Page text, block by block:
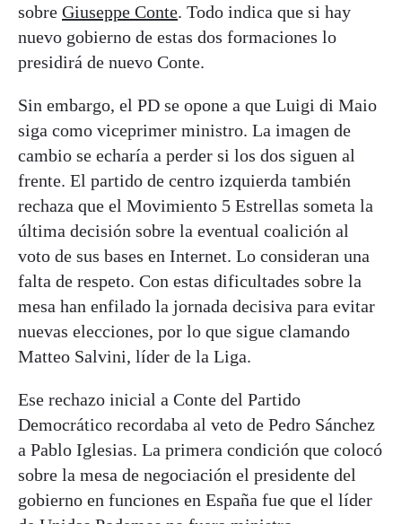
sobre Giuseppe Conte. Todo indica que si hay
nuevo gobierno de estas dos formaciones lo
presidirá de nuevo Conte.
Sin embargo, el PD se opone a que Luigi di Maio
siga como viceprimer ministro. La imagen de
cambio se echaría a perder si los dos siguen al
frente. El partido de centro izquierda también
rechaza que el Movimiento 5 Estrellas someta la
última decisión sobre la eventual coalición al
voto de sus bases en Internet. Lo consideran una
falta de respeto. Con estas dificultades sobre la
mesa han enfilado la jornada decisiva para evitar
nuevas elecciones, por lo que sigue clamando
Matteo Salvini, líder de la Liga.
Ese rechazo inicial a Conte del Partido
Democrático recordaba al veto de Pedro Sánchez
a Pablo Iglesias. La primera condición que colocó
sobre la mesa de negociación el presidente del
gobierno en funciones en España fue que el líder